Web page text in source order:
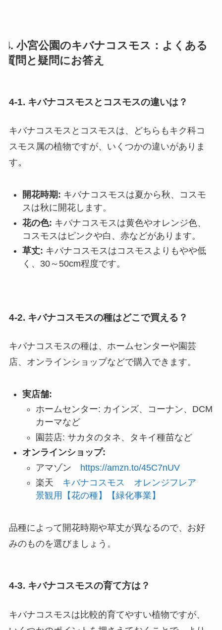
4. 小宮公園のキバナコスモス：よくある
質問と疑問にお答え
4-1. キバナコスモスとコスモスの違いは？
キバナコスモスとコスモスは、どちらもキク科コ
スモス属の植物ですが、いくつかの違いがありま
す。
開花時期: キバナコスモスは夏から秋、コスモ
スは秋に開花します。
花の色: キバナコスモスは黄色やオレンジ色、
コスモスはピンクや白、赤などがあります。
草丈: キバナコスモスはコスモスよりもやや低
く、30～50cm程度です。
4-2. キバナコスモスの種はどこで買える？
キバナコスモスの種は、ホームセンターや園芸
店、オンラインショップなどで購入できます。
実店舗:
ホームセンター: カインズ、コーナン、DCM
カーマなど
園芸店: サカタのタネ、タキイ種苗など
オンラインショップ:
アマゾン https://amzn.to/45C7nUV
楽天 キバナコスモス オレンジフレア
景観用【花の種】【緑化事業】
品種によって開花時期や草丈が異なるので、お好
みのものを選びましょう。
4-3. キバナコスモスの育て方は？
キバナコスモスは比較的育てやすい植物ですが、